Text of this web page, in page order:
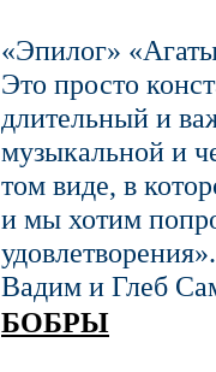
«Эпилог»
Это просто
длительный и
музыкальной и
том виде, в
и мы хотим
удовлетворения».
Вадим и Глеб
БОБРЫ